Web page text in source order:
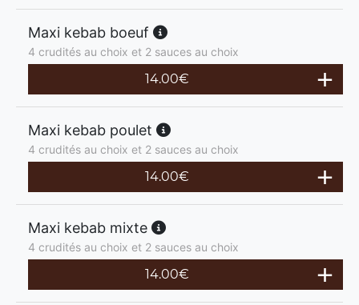
Maxi kebab boeuf
4 crudités au choix et 2 sauces au choix
14.00€
Maxi kebab poulet
4 crudités au choix et 2 sauces au choix
14.00€
Maxi kebab mixte
4 crudités au choix et 2 sauces au choix
14.00€